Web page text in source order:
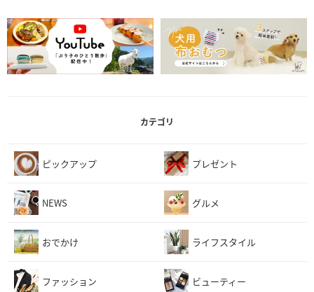
カテゴリ
ピックアップ プレゼント
NEWS グルメ
おでかけ ライフスタイル
ファッション ビューティー